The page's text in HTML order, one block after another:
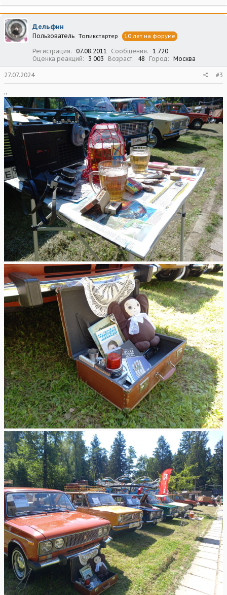
а
к
ц
и
и
Дельфин
Пользователь Топикстартер 10 лет на форуме
Регистрация 07.08.2011 Сообщения
1 720
Оценка реакций
3 003 Возраст 48 Город Москва
27.07.2024 #3
..